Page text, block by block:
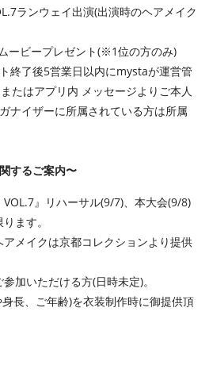
ランウェイ出演(出演時のヘアメイク
ービープレゼント(※1位の方のみ)
終了後5営業日以内にmystaが運営管
たはアプリ内 メッセージよりご本人
ナイザーに所属されている方は所属
するご案内〜
VOL.7』リハーサル(9/7)、本大会(9/8)
ます。
メイクは京都コレクションより提供
加いただける方(日時未定)。
⻑、ご年齢)を衣装制作時に御提供頂